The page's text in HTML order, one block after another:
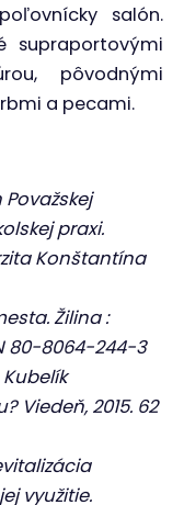
salón.
supraportovými
pôvodnými
a pecami.
Považskej
praxi.
Konštantína
Žilina :
80-8064-244-3
Kubelík
Viedeň, 2015. 62
využitie.